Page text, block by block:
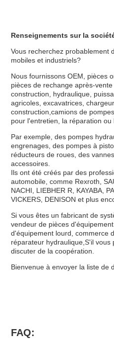
Renseignements sur la
Vous recherchez probablement
mobiles et industriels?
Nous fournissons OEM, pièces
pièces de rechange après-
construction, hydraulique,
agricoles, excavatrices,
construction,camions de
pour l'entretien, la réparation
Par exemple, des pompes
engrenages, des pompes à
réducteurs de roues, des
accessoires.
Ils ont été créés par des
automobile, comme Rexroth,
NACHI, LIEBHER R, KAYABA,
VICKERS, DENISON et plus
Si vous êtes un fabricant de
vendeur de pièces
d'équipement lourd, commerce
réparateur hydraulique,S'il
discuter de la coopération.
Bienvenue à envoyer la liste de
FAQ: